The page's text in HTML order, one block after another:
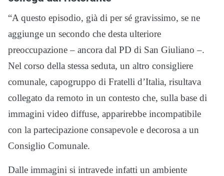
“A questo episodio, già di per sé gravissimo, se ne
aggiunge un secondo che desta ulteriore
preoccupazione – ancora dal PD di San Giuliano –.
Nel corso della stessa seduta, un altro consigliere
comunale, capogruppo di Fratelli d’Italia, risultava
collegato da remoto in un contesto che, sulla base di
immagini video diffuse, apparirebbe incompatibile
con la partecipazione consapevole e decorosa a un
Consiglio Comunale.
Dalle immagini si intravede infatti un ambiente